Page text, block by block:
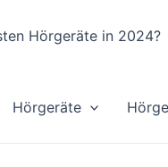
Hörgeräte in 2024?
Hörgeräte